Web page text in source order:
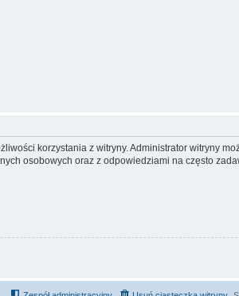
korzystania z witryny. Administrator witryny
osobowych oraz z odpowiedziami na często